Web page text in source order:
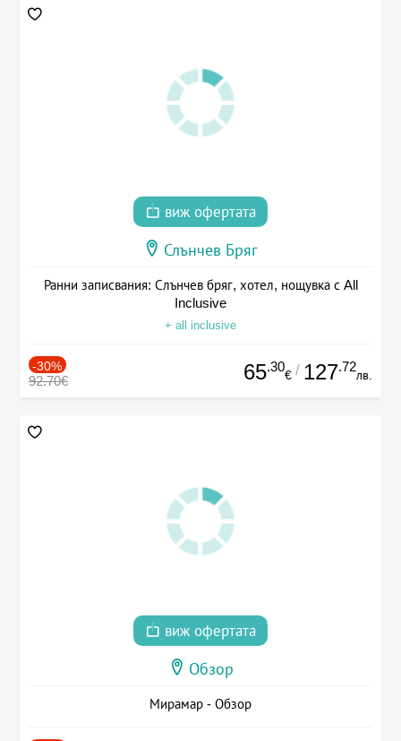
виж офертата
Слънчев Бряг
Ранни записвания: Слънчев бряг, хотел, нощувка с All
Inclusive
+ all inclusive
-30%
92.70€ 65.30
€ / 127.72
лв.
виж офертата
Обзор
Мирамар - Обзор